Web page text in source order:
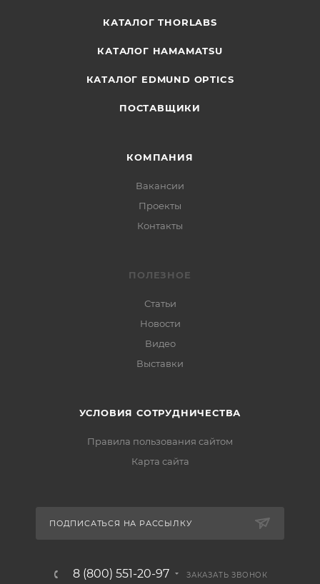
КАТАЛОГ THORLABS
КАТАЛОГ HAMAMATSU
КАТАЛОГ EDMUND OPTICS
ПОСТАВЩИКИ
КОМПАНИЯ
Вакансии
Проекты
Контакты
ПОЛЕЗНОЕ
Статьи
Новости
Видео
Выставки
УСЛОВИЯ СОТРУДНИЧЕСТВА
Правила пользования сайтом
Карта сайта
ПОДПИСАТЬСЯ НА РАССЫЛКУ
8 (800) 551-20-97 ЗАКАЗАТЬ ЗВОНОК